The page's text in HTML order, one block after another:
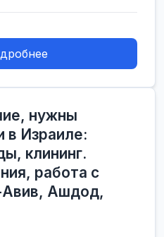
нужны
в Израиле:
клининг.
работа с
Авив, Ашдод,